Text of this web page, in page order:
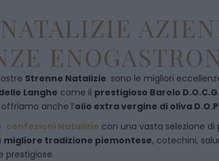
Strenne Natalizie sono le migliori
Langhe come il prestigioso Barolo D.O.C.G
anche l’olio extra vergine di oliva D.O.P
confezioni Natalizie con una vasta selezione
migliore tradizione piemontese, cotechini,
prestigiose.